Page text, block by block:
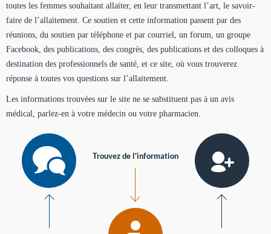
toutes les femmes souhaitant allaiter, en leur transmettant l’art, le savoir-
faire de l’allaitement. Ce soutien et cette information passent par des
réunions, du soutien par téléphone et par courriel, un forum, un groupe
Facebook, des publications, des congrès, des publications et des colloques à
destination des professionnels de santé, et ce site, où vous trouverez
réponse à toutes vos questions sur l’allaitement.
Les informations trouvées sur le site ne se substituent pas à un avis
médical, parlez-en à votre médecin ou votre pharmacien.
Trouvez de l'information